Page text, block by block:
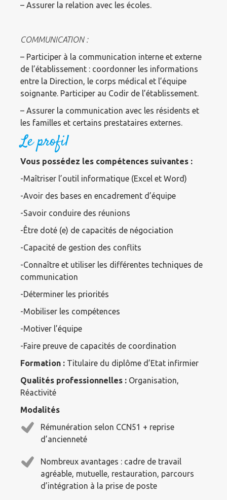
– Assurer la relation avec les écoles.
COMMUNICATION :
– Participer à la communication interne et externe
de l’établissement : coordonner les informations
entre la Direction, le corps médical et l’équipe
soignante. Participer au Codir de l’établissement.
– Assurer la communication avec les résidents et
les familles et certains prestataires externes.
Le profil
Vous possédez les compétences suivantes :
-Maîtriser l’outil informatique (Excel et Word)
-Avoir des bases en encadrement d’équipe
-Savoir conduire des réunions
-Être doté (e) de capacités de négociation
-Capacité de gestion des conflits
-Connaître et utiliser les différentes techniques de
communication
-Déterminer les priorités
-Mobiliser les compétences
-Motiver l’équipe
-Faire preuve de capacités de coordination
Formation : Titulaire du diplôme d’Etat infirmier
Qualités professionnelles : Organisation,
Réactivité
Modalités
Rémunération selon CCN51 + reprise
d’ancienneté
Nombreux avantages : cadre de travail
agréable, mutuelle, restauration, parcours
d’intégration à la prise de poste